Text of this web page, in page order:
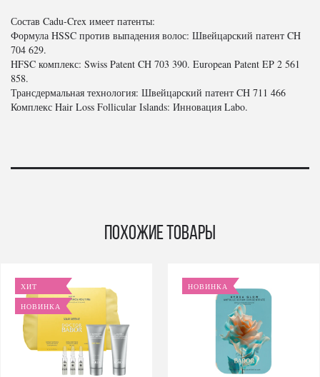
Состав Cadu-Crex имеет патенты:
Формула HSSC против выпадения волос: Швейцарский патент CH
704 629.
HFSC комплекс: Swiss Patent CH 703 390. European Patent EP 2 561
858.
Трансдермальная технология: Швейцарский патент CH 711 466
Комплекс Hair Loss Follicular Islands: Инновация Labo.
Похожие товары
ХИТ
НОВИНКА
НОВИНКА